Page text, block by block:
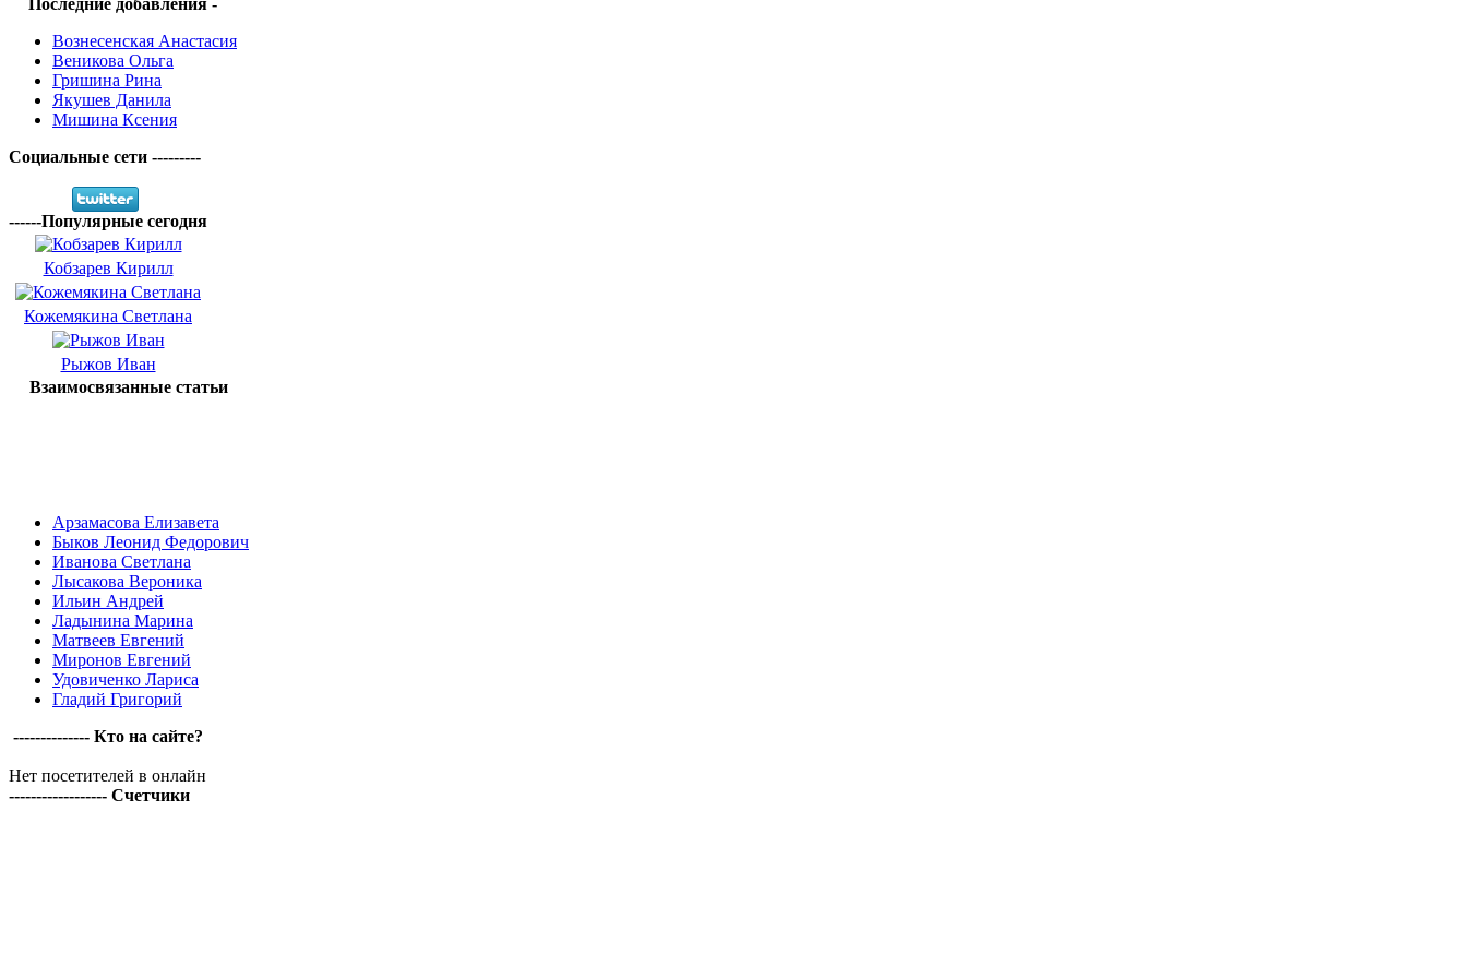
Последние добавления -
Вознесенская Анастасия
Веникова Ольга
Гришина Рина
Якушев Данила
Мишина Ксения
Социальные сети ---------
------Популярные сегодня
Кобзарев Кирилл
Кожемякина Светлана
Рыжов Иван
Взаимосвязанные статьи
Арзамасова Елизавета
Быков Леонид Федорович
Иванова Светлана
Лысакова Вероника
Ильин Андрей
Ладынина Марина
Матвеев Евгений
Миронов Евгений
Удовиченко Лариса
Гладий Григорий
-------------- Кто на сайте?
Нет посетителей в онлайн
------------------ Счетчики